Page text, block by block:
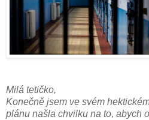
Milá tetičko,
Konečně jsem ve svém
plánu našla chvilku na to, abych